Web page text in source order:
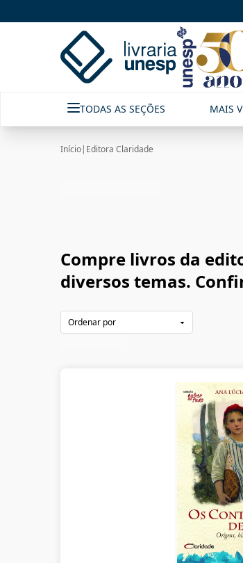
TODAS AS SEÇÕES MAIS
Início| Editora Claridade
Compre livros da
diversos temas.